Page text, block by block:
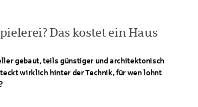
Das kostet ein Haus
gebaut, teils günstiger und architektonisch
wirklich hinter der Technik, für wen lohnt